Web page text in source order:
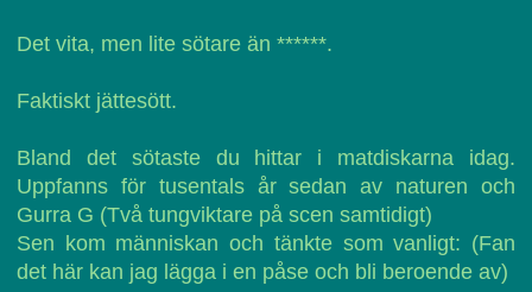
Det vita, men lite sötare än ******.
Faktiskt jättesött.
Bland det sötaste du hittar i matdiskarna idag.
Uppfanns för tusentals år sedan av naturen och
Gurra G (Två tungviktare på scen samtidigt)
Sen kom människan och tänkte som vanligt: (Fan
det här kan jag lägga i en påse och bli beroende av)